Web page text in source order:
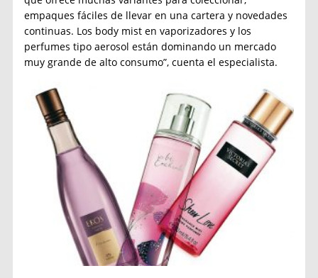
empaques fáciles de llevar en una cartera y novedades
continuas. Los body mist en vaporizadores y los
perfumes tipo aerosol están dominando un mercado
muy grande de alto consumo”, cuenta el especialista.